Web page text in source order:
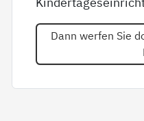
Dann werfen Sie